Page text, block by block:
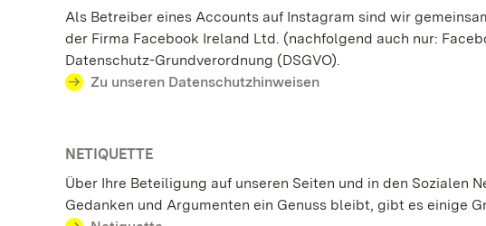
Als Betreiber eines Accounts auf Instagram sind wir
der Firma Facebook Ireland Ltd. (nachfolgend auch nur:
Datenschutz-Grundverordnung (DSGVO).
Zu unseren Datenschutzhinweisen
NETIQUETTE
Über Ihre Beteiligung auf unseren Seiten und in den Sozialen
Gedanken und Argumenten ein Genuss bleibt, gibt es einige